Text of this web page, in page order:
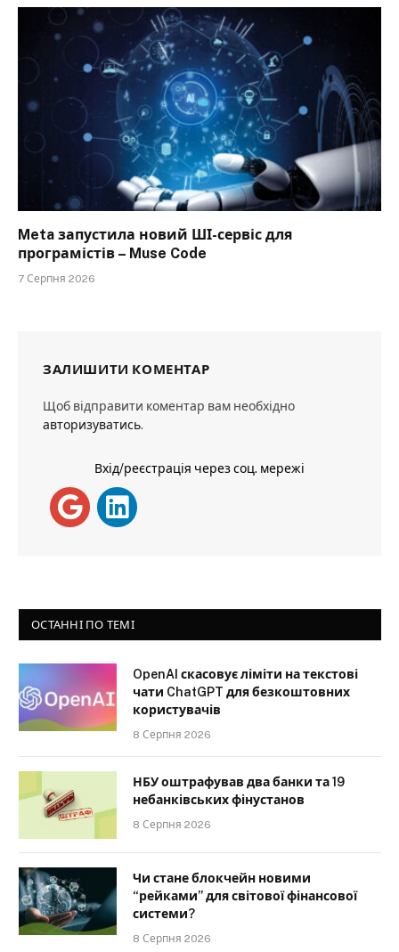
Meta запустила новий ШІ-сервіс для
програмістів – Muse Code
7 Серпня 2026
ЗАЛИШИТИ КОМЕНТАР
Щоб відправити коментар вам необхідно
авторизуватись.
Вхід/реєстрація через соц. мережі
ОСТАННІ ПО ТЕМІ
OpenAI скасовує ліміти на текстові
чати ChatGPT для безкоштовних
користувачів
8 Серпня 2026
НБУ оштрафував два банки та 19
небанківських фінустанов
8 Серпня 2026
Чи стане блокчейн новими
“рейками” для світової фінансової
системи?
8 Серпня 2026